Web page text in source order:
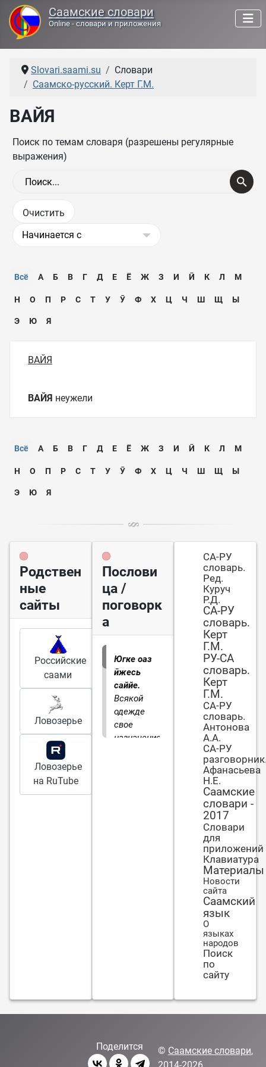
Саамские словари
Online - словари и приложения
Slovari.saami.su
Словари
Саамско-русский. Керт Г.М.
ВАЙЯ
Поиск по темам словаря (разрешены регулярные
выражения)
Всё А Б В Г Д Е Ё Ж З И Ӣ К Л М
Н О П Р С Т У Ӯ Ф Х Ц Ч Ш Щ Ы
Э Ю Я
ВАЙЯ
ВАЙЯ неужели
Всё А Б В Г Д Е Ё Ж З И Ӣ К Л М
Н О П Р С Т У Ӯ Ф Х Ц Ч Ш Щ Ы
Э Ю Я
Родствен
ные
сайты
Российские
саами
Ловозерье
Ловозерье
на RuTube
Послови
ца /
поговорк
а
Югке оаз
ӣжесь
саййе.
Всякой
одежде
свое
назначение.
СА-РУ
словарь.
Ред.
Куруч
Р.Д.
СА-РУ
словарь.
Керт
Г.М.
РУ-СА
словарь.
Керт
Г.М.
СА-РУ
словарь.
Антонова
А.А.
СА-РУ
Афанасьева
Н.Е.
Саамские
словари -
2017
Словари
для
приложений
Клавиатура
Материалы
Новости
сайта
Саамский
язык
О
языках
народов
Поиск
по
сайту
Поделится © Саамские словари,